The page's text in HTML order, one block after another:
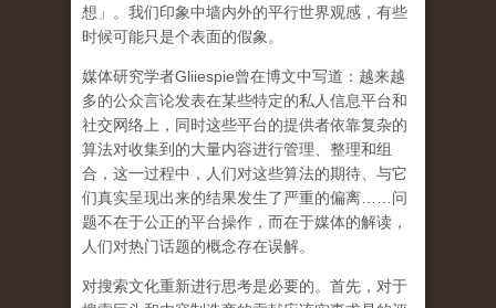
想」。 我们印象中墙内外的平行世界观感，有些
时候可能只是个表面的假象。
媒体研究学者Gliiespie曾在博文中写道：越来越
多的公众言论发表在某些特定的私人信息平台和
社交网络上，同时这些平台的提供者依靠复杂的
算法对收集到的大量内容进行管理、整理和组
合，这一过程中，人们对这些算法的期待、与它
们真实呈现出来的结果发生了严重的偏离
问
题不在于公正的平台操作，而在于媒体的解读，
人们对热门话题的概念存在误解。
对搜索文化重新进行思考是必要的。首先，对于